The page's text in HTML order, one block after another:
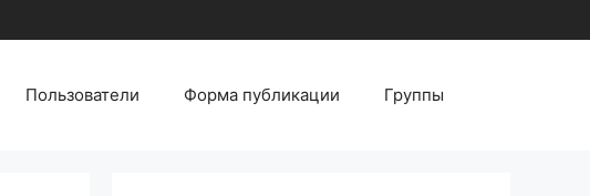
Пользователи Форма публикации Группы